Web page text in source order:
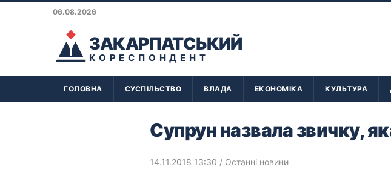
06.08.2026
ЗАКАРПАТСЬКИЙ
КОРЕСПОНДЕНТ
ГОЛОВНА СУСПІЛЬСТВО ВЛАДА ЕКОНОМІКА КУЛЬТУРА
Супрун назвала звичку,
14.11.2018 13:30 / Останні новини